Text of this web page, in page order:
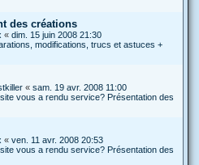
des créations
« dim. 15 juin 2008 21:30
modifications, trucs et astuces +
« sam. 19 avr. 2008 11:00
vous a rendu service? Présentation des
« ven. 11 avr. 2008 20:53
vous a rendu service? Présentation des